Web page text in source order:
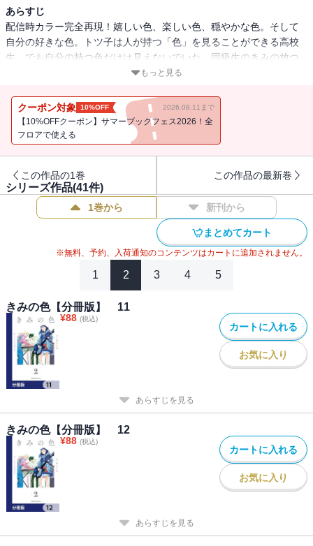
あらすじ
配信時カラー完全再現！嬉しい色、楽しい色、穏やかな色。そして
自分の好きな色。トツ子は人が持つ「色」を見ることができる高校
生。でも自分の持つ色だけは見えないでいた。同級生のきみの放つ
美しい「色」に魅せられていたトツ子だが、ある日突然、きみは学
は古書店でバイトするきみと居合わせた音楽好きの少年るいと出会
うのだった。分冊版第29弾。※本作品は単行本を分割したもので、
本編内容は同一のものとなります。重複購入にご注意ください。
もっと見る
クーポン対象 10%OFF 2026.08.11まで
【10%OFFクーポン】サマーブックフェス2026！全
フロアで使える
この作品の1巻 この作品の最新巻
シリーズ作品(41件)
1巻から 新刊から
まとめてカート
※無料、予約、入荷通知のコンテンツはカートに追加されません。
1 2 3 4 5
きみの色【分冊版】 11
¥88 (税込)
カートに入れる
お気に入り
あらすじを見る
きみの色【分冊版】 12
¥88 (税込)
カートに入れる
お気に入り
あらすじを見る